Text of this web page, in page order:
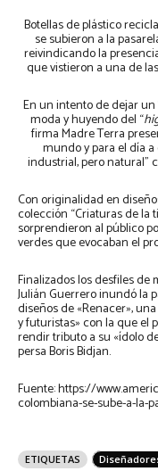
Botellas de plástico
se subieron a la
reivindicando la
que vistieron a una de
En un intento de dejar un
moda y huyendo del “
firma Madre Terra
mundo y para el día
industrial, pero natural”
Con originalidad en
colección “Criaturas de la
sorprendieron al público
verdes que evocaban el
Finalizados los desfiles de
Julián Guerrero inundó la
diseños de «Renacer»,
y futuristas» con la que el
rendir tributo a su «ídolo
persa Boris Bidjan.
Fuente: https://
colombiana-se-sube-a-la-
ETIQUETAS